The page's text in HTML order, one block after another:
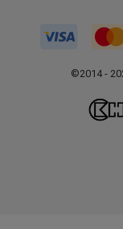
©2014 -